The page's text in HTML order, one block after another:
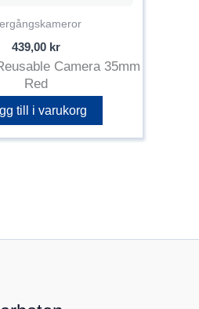
439,00 kr
Camera 35mm
Red
till i varukorg